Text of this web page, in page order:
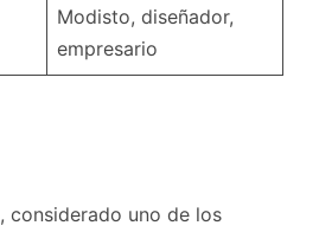
Modisto, diseñador,
empresario
, considerado uno de los